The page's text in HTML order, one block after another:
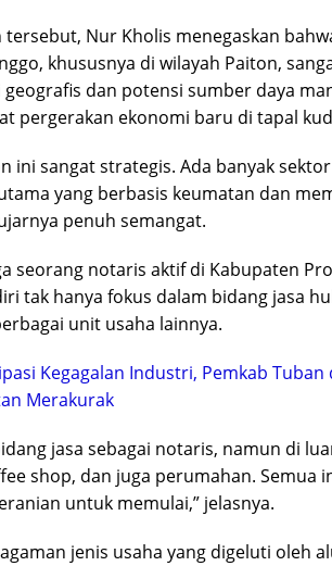
tersebut, Nur Kholis menegaskan
khususnya di wilayah Paiton,
dan potensi sumber daya
pergerakan ekonomi baru di tapal
ini sangat strategis. Ada banyak
yang berbasis keumatan dan
penuh semangat.
seorang notaris aktif di Kabupaten
tak hanya fokus dalam bidang jasa
unit usaha lainnya.
Kegagalan Industri, Pemkab Tuban
Merakurak
jasa sebagai notaris, namun di
shop, dan juga perumahan. Semua
untuk memulai,” jelasnya.
jenis usaha yang digeluti oleh